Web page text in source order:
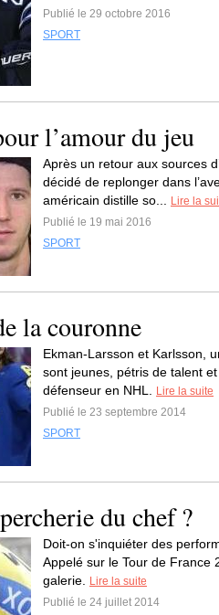
Publié le 29 octobre 2016
SPORT
l’amour du jeu
Après un retour aux sources
décidé de replonger dans
américain distille so...
Lire la
Publié le 19 mai 2016
SPORT
la couronne
Ekman-Larsson et Karlsson,
sont jeunes, pétris de talent
défenseur en NHL.
Lire la suite
Publié le 23 septembre 2014
SPORT
du chef ?
Doit-on s'inquiéter des
Appelé sur le Tour de France
galerie.
Lire la suite
Publié le 24 juillet 2014